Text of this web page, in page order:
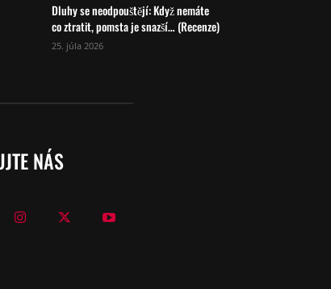
Dluhy se neodpouštějí: Když nemáte
co ztratit, pomsta je snazší… (Recenze)
25. júla 2026
NÁS